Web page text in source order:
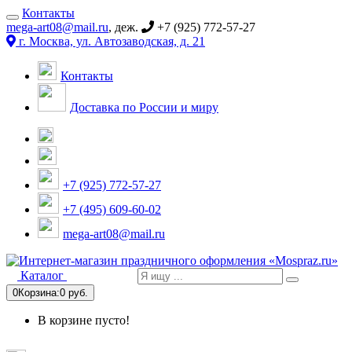
Контакты
mega-art08@mail.ru, деж.
+7 (925) 772-57-27
г. Москва, ул. Автозаводская, д. 21
Контакты
Доставка по России и миру
+7 (925) 772-57-27
+7 (495) 609-60-02
mega-art08@mail.ru
Каталог
0Корзина:0 руб.
В корзине пусто!